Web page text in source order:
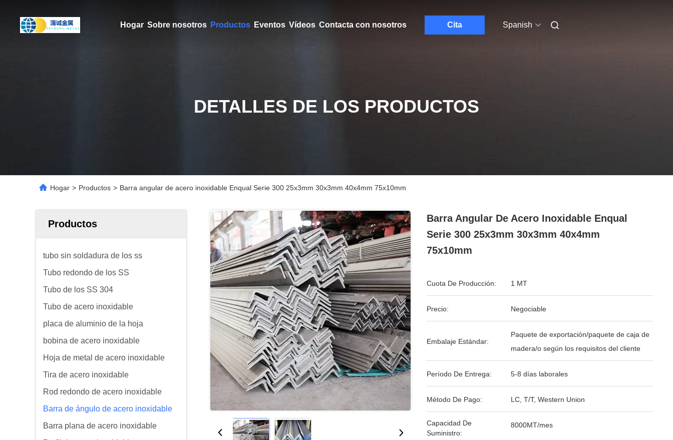
Hogar Sobre nosotros Productos Eventos Vídeos Contacta con nosotros Cita Spanish
DETALLES DE LOS PRODUCTOS
Hogar > Productos > Barra angular de acero inoxidable Enqual Serie 300 25x3mm 30x3mm 40x4mm 75x10mm
Productos
tubo sin soldadura de los ss
Tubo redondo de los SS
Tubo de los SS 304
Tubo de acero inoxidable
placa de aluminio de la hoja
bobina de acero inoxidable
Hoja de metal de acero inoxidable
Tira de acero inoxidable
Rod redondo de acero inoxidable
Barra de ángulo de acero inoxidable
Barra plana de acero inoxidable
Barra Angular De Acero Inoxidable Enqual
Serie 300 25x3mm 30x3mm 40x4mm
75x10mm
Cuota De Producción: 1 MT
Precio: Negociable
Embalaje Estándar:
Paquete de exportación/paquete de caja de
madera/o según los requisitos del cliente
Período De Entrega: 5-8 días laborales
Método De Pago: LC, T/T, Western Union
Capacidad De
Suministro:
8000MT/mes